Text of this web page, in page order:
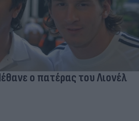
ο πατέρας του Λιονέλ